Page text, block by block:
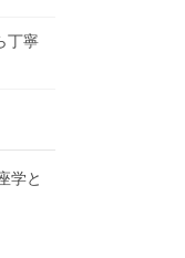
丁寧
学と